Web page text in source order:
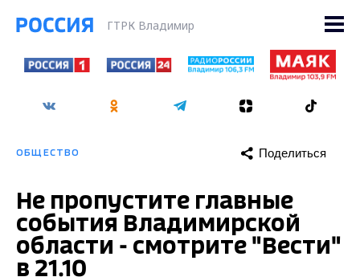
ГТРК Владимир
ОБЩЕСТВО Поделиться
Не пропустите главные
события Владимирской
области - смотрите "Вести"
в 21.10